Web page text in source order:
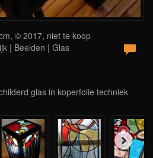
© 2017, niet te koop
| Beelden | Glas
glas in koperfolie techniek